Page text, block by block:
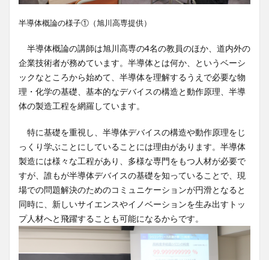
半導体概論の様子①（旭川高専提供）
半導体概論の講師は旭川高専の4名の教員のほか、道内外の
企業技術者が務めています。半導体とは何か、というベーシ
ックなところから始めて、半導体を理解するうえで必要な物
理・化学の基礎、基本的なデバイスの構造と動作原理、半導
体の製造工程を網羅しています。
特に基礎を重視し、半導体デバイスの構造や動作原理をじ
っくり学ぶことにしていることには理由があります。半導体
製造には様々な工程があり、多様な専門をもつ人材が必要で
すが、誰もが半導体デバイスの基礎を知っていることで、現
場での問題解決のためのコミュニケーションが円滑となると
同時に、新しいサイエンスやイノベーションを生み出すトッ
プ人材へと飛躍することも可能になるからです。